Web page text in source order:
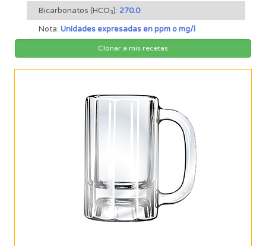
Bicarbonatos (HCO3): 270.0
Nota: Unidades expresadas en ppm o mg/l
Clonar a mis recetas